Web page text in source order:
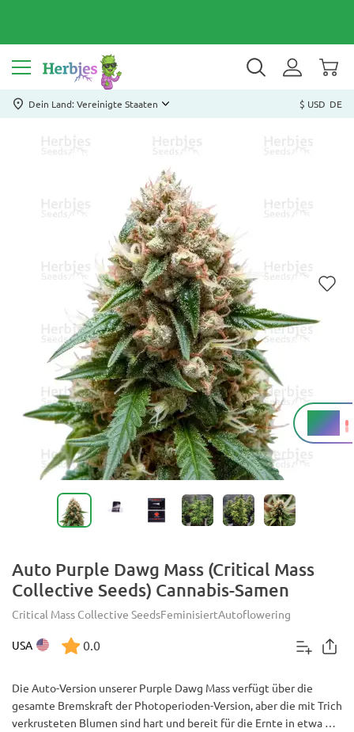
Dein Land: Vereinigte Staaten $ USD DE
18 %
THC
Auto Purple Dawg Mass (Critical Mass
Collective Seeds) Cannabis-Samen
Critical Mass Collective SeedsFeminisiertAutoflowering
USA 0.0
Die Auto-Version unserer Purple Dawg Mass verfügt über die
gesamte Bremskraft der Photoperioden-Version, aber die mit Trich
verkrusteten Blumen sind hart und bereit für die Ernte in etwa 70